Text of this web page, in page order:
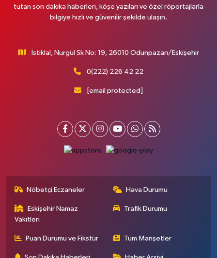
tutan son dakika haberleri, köşe yazıları ve özel röportajlarla
bilgiye hızlı ve güvenilir şekilde ulaşın.
İstiklal, Nurgül Sk No: 19, 26010 Odunpazarı/Eskişehir
0(222) 226 42 22
[email protected]
Nöbetçi Eczaneler Hava Durumu
Eskişehir Namaz
Vakitleri
Trafik Durumu
Puan Durumu ve Fikstür Tüm Manşetler